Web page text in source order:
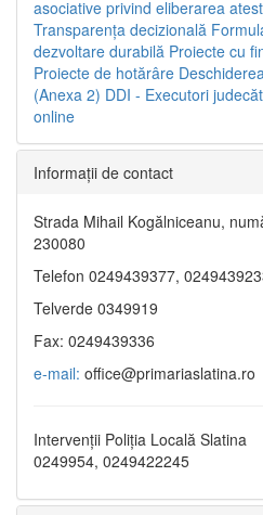
asociative privind eliberarea
Transparenţa decizională
dezvoltare durabilă Proiecte cu
Proiecte de hotărâre
(Anexa 2) DDI - Executori
online
Informaţii de contact
Strada Mihail Kogălniceanu,
230080
Telefon 0249439377,
Telverde 0349919
Fax: 0249439336
e-mail: office@primariaslatina.ro
Intervenții Poliția Locală Slatina
0249954, 0249422245